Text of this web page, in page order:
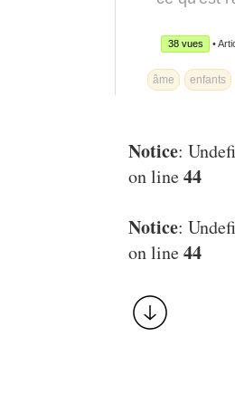
38 vues •
âme enfants
Notice:
on line44
Notice:
on line44